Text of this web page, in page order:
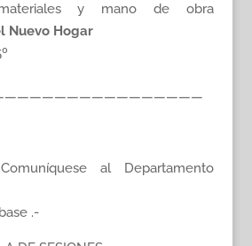
y mano de obra
Nuevo Hogar
al Departamento
.-